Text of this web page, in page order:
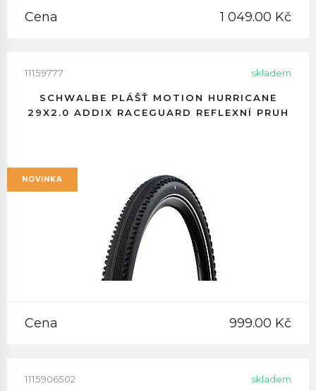
Cena 1 049.00 Kč
11159777 skladem
SCHWALBE PLÁŠŤ MOTION HURRICANE
29X2.0 ADDIX RACEGUARD REFLEXNÍ PRUH
NOVINKA
Cena 999.00 Kč
1115906502 skladem